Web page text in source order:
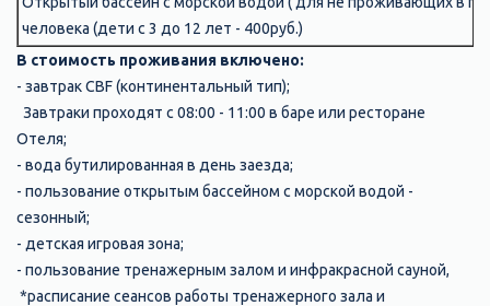
человека (дети с 3 до 12 лет - 400руб.)
В стоимость проживания включено:
- завтрак CBF (континентальный тип);
Завтраки проходят с 08:00 - 11:00 в баре или ресторане
Отеля;
- вода бутилированная в день заезда;
- пользование открытым бассейном с морской водой -
сезонный;
- детская игровая зона;
- пользование тренажерным залом и инфракрасной сауной,
*расписание сеансов работы тренажерного зала и